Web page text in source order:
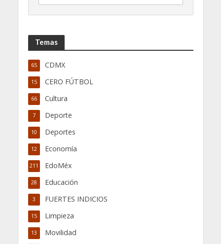
Temas
CDMX
65
CERO FÚTBOL
15
Cultura
66
Deporte
7
Deportes
10
Economía
12
EdoMéx
211
Educación
28
FUERTES INDICIOS
3
Limpieza
15
Movilidad
13